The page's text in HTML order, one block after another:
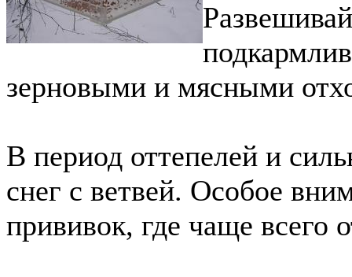
зерновыми и мясными
В период оттепелей и
снег с ветвей. Особое
прививок, где чаще всего